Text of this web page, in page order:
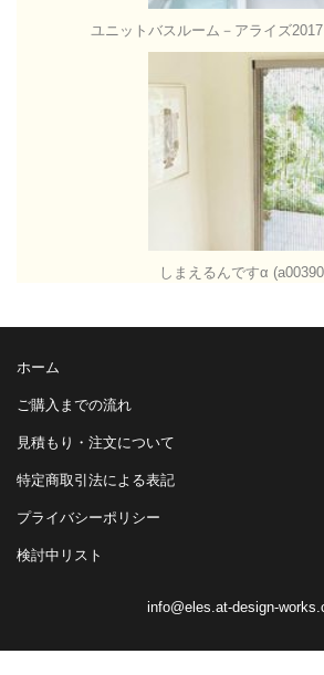
ユニットバスルーム－アライズ
しまえるんですα
ホーム
ご購入までの流れ
見積もり・注文について
特定商取引法による表記
プライバシーポリシー
検討中リスト
info@eles.at-design-